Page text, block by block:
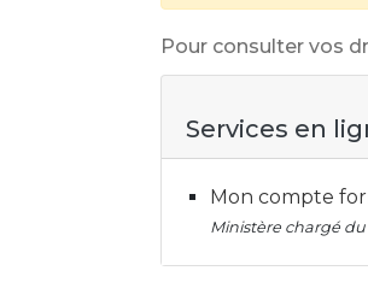
Pour consulter vos
Services en
Mon compte
Ministère chargé du